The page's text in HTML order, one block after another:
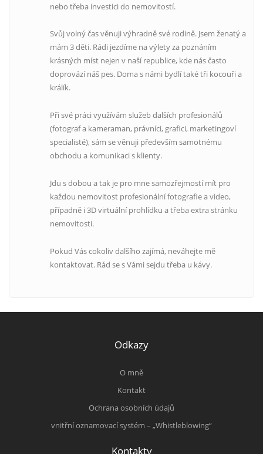
nebo třeba investici do nemovitostí.
Svůj volný čas věnuji výhradně své rodině. Jsem ženatý a
mám 3 děti. Rádi jezdíme na výlety za poznáním
krásných míst nejen v naší republice, kde nás často
doprovází náš pes. Doma s námi bydlí také tři kocouři a
králík.
Při své práci využívám služeb dalších profesionálů
(fotograf a kameraman, právníci, grafici, marketingoví
specialisté), sám se věnuji především samotnému
obchodu a komunikaci s klienty.
Jdu s dobou a tak je pro mne samozřejmostí mít pro
každou nemovitost profesionální fotografie a video,
případně i 3D virtuální prohlídku a třeba extra stránku
nemovitosti.
Pokud Vás cokoliv dalšího zajímá, neváhejte mě
kontaktovat. Rád se s Vámi sejdu třeba u kávy.
Odkazy
O mně
Kontakt
Ochrana osobních údajů
vnitřní oznamovací systém – „Whistleblowing“
Kontakty